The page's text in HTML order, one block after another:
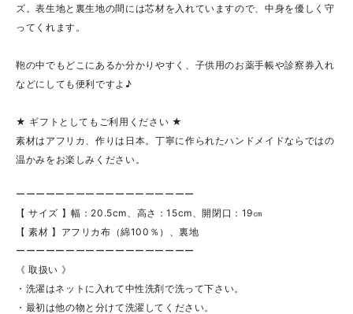
ズ。表生地と裏生地の間には芯材を入れていますので、中身を優しく守
ってくれます。
鞄の中でもどこにあるか分かりやすく、子供用のお薬手帳や診察券入れ
などにしても便利ですよ♪
★ ギフトとしてもご利用ください ★
素材はアフリカ、作りは日本。丁寧に作られたハンドメイドならではの
温かみをお楽しみください。
ーーーーーーーーーーーーーーーーーー
【 サイズ 】幅：20.5cm、高さ：15cm、開閉口：19㎝
【 素材 】アフリカ布（綿100％）、裏地
ーーーーーーーーーーーーーーーーーー
《 取扱い 》
・洗濯はネットに入れて中性洗剤で洗って下さい。
・最初は他の物と分けて洗濯してください。